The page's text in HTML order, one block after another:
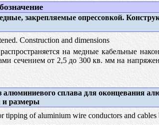
закрепляемые опрессовкой.
Construction and dimensions
на медные кабельные
сечением от 2,5 до 300 кв. мм на
сплава для оконцевания
и размеры
tipping of aluminium wire conductors and